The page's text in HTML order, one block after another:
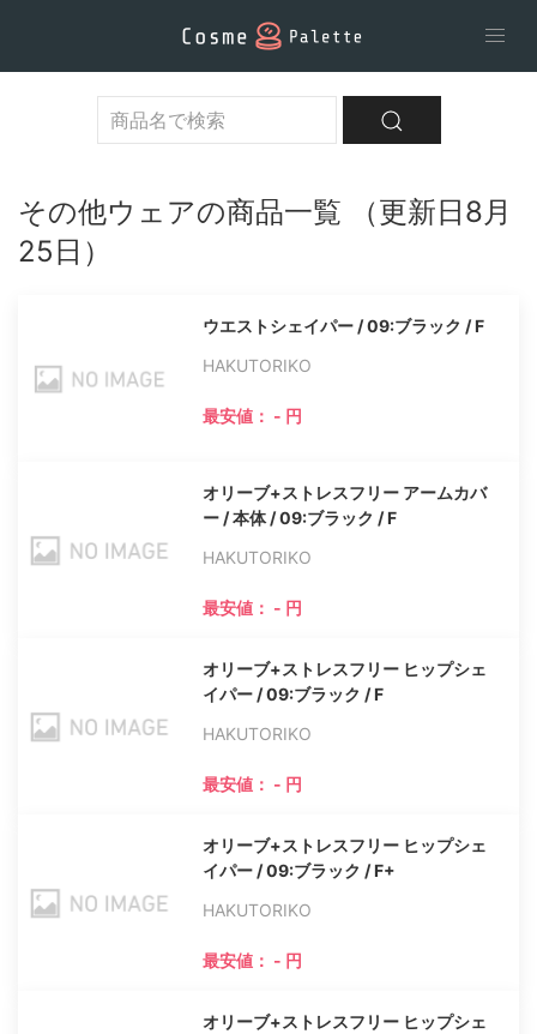
その他ウェアの商品一覧 （更新日8月
25日）
ウエストシェイパー / 09:ブラック / F
HAKUTORIKO
最安値： - 円
オリーブ+ストレスフリー アームカバ
ー / 本体 / 09:ブラック / F
HAKUTORIKO
最安値： - 円
オリーブ+ストレスフリー ヒップシェ
イパー / 09:ブラック / F
HAKUTORIKO
最安値： - 円
オリーブ+ストレスフリー ヒップシェ
イパー / 09:ブラック / F+
HAKUTORIKO
最安値： - 円
オリーブ+ストレスフリー ヒップシェ